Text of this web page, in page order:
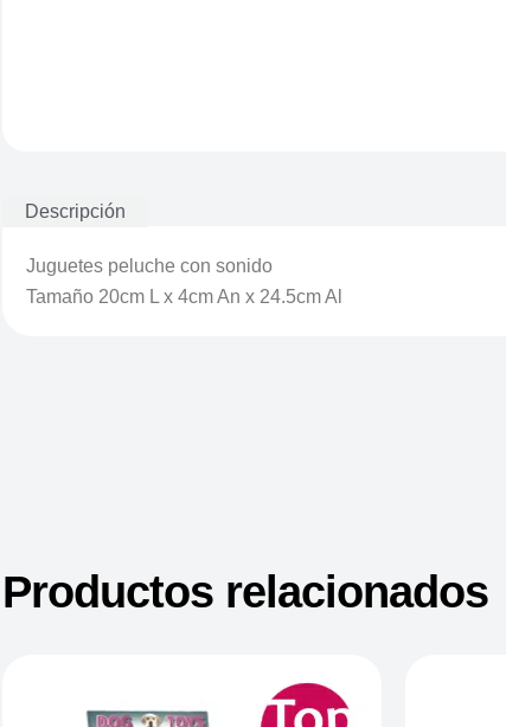
Descripción
Juguetes peluche con sonido
Tamaño 20cm L x 4cm An x 24.5cm Al
Productos relacionados